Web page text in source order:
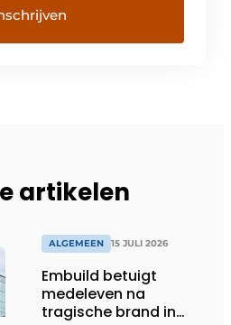
artikelen
ALGEMEEN 15 JULI 2026
Embuild betuigt
medeleven na
tragische brand in